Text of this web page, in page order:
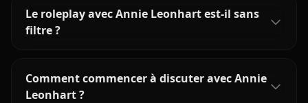
Le roleplay avec Annie Leonhart est-il sans
filtre ?
Comment commencer à discuter avec Annie
Leonhart ?